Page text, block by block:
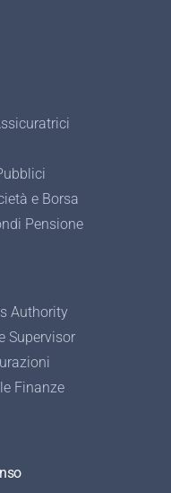
e Borsa
Pensione
Authority
Supervisor
Finanze